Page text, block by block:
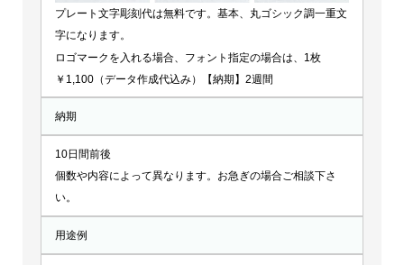
プレート文字彫刻代は無料です。基本、丸ゴシック調一重文
字になります。
ロゴマークを入れる場合、フォント指定の場合は、1枚
￥1,100（データ作成代込み）【納期】2週間
納期
10日間前後
個数や内容によって異なります。お急ぎの場合ご相談下さ
い。
用途例